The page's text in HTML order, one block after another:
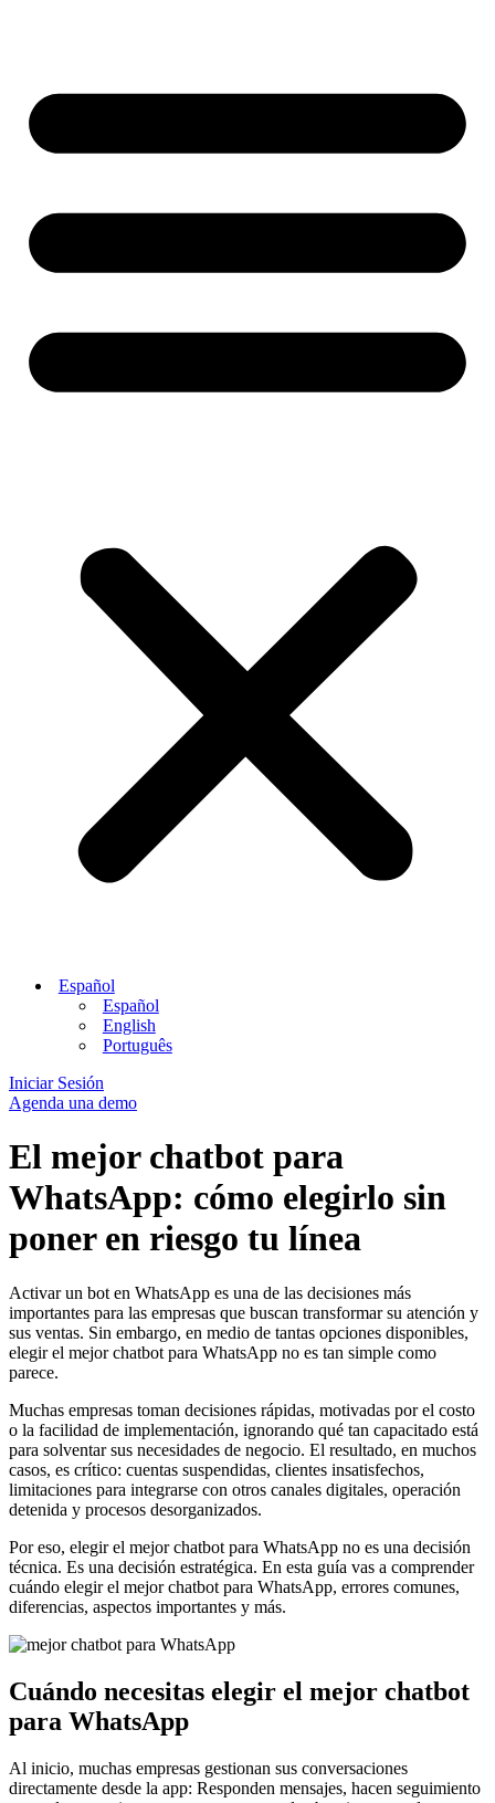
Español
Español
English
Português
Iniciar Sesión
Agenda una demo
El mejor chatbot para
WhatsApp: cómo elegirlo sin
poner en riesgo tu línea
Activar un bot en WhatsApp es una de las decisiones más
importantes para las empresas que buscan transformar su atención y
sus ventas. Sin embargo, en medio de tantas opciones disponibles,
elegir el mejor chatbot para WhatsApp no es tan simple como
parece.
Muchas empresas toman decisiones rápidas, motivadas por el costo
o la facilidad de implementación, ignorando qué tan capacitado está
para solventar sus necesidades de negocio. El resultado, en muchos
casos, es crítico: cuentas suspendidas, clientes insatisfechos,
limitaciones para integrarse con otros canales digitales, operación
detenida y procesos desorganizados.
Por eso, elegir el mejor chatbot para WhatsApp no es una decisión
técnica. Es una decisión estratégica. En esta guía vas a comprender
cuándo elegir el mejor chatbot para WhatsApp, errores comunes,
diferencias, aspectos importantes y más.
Cuándo necesitas elegir el mejor chatbot
para WhatsApp
Al inicio, muchas empresas gestionan sus conversaciones
directamente desde la app: Responden mensajes, hacen seguimiento